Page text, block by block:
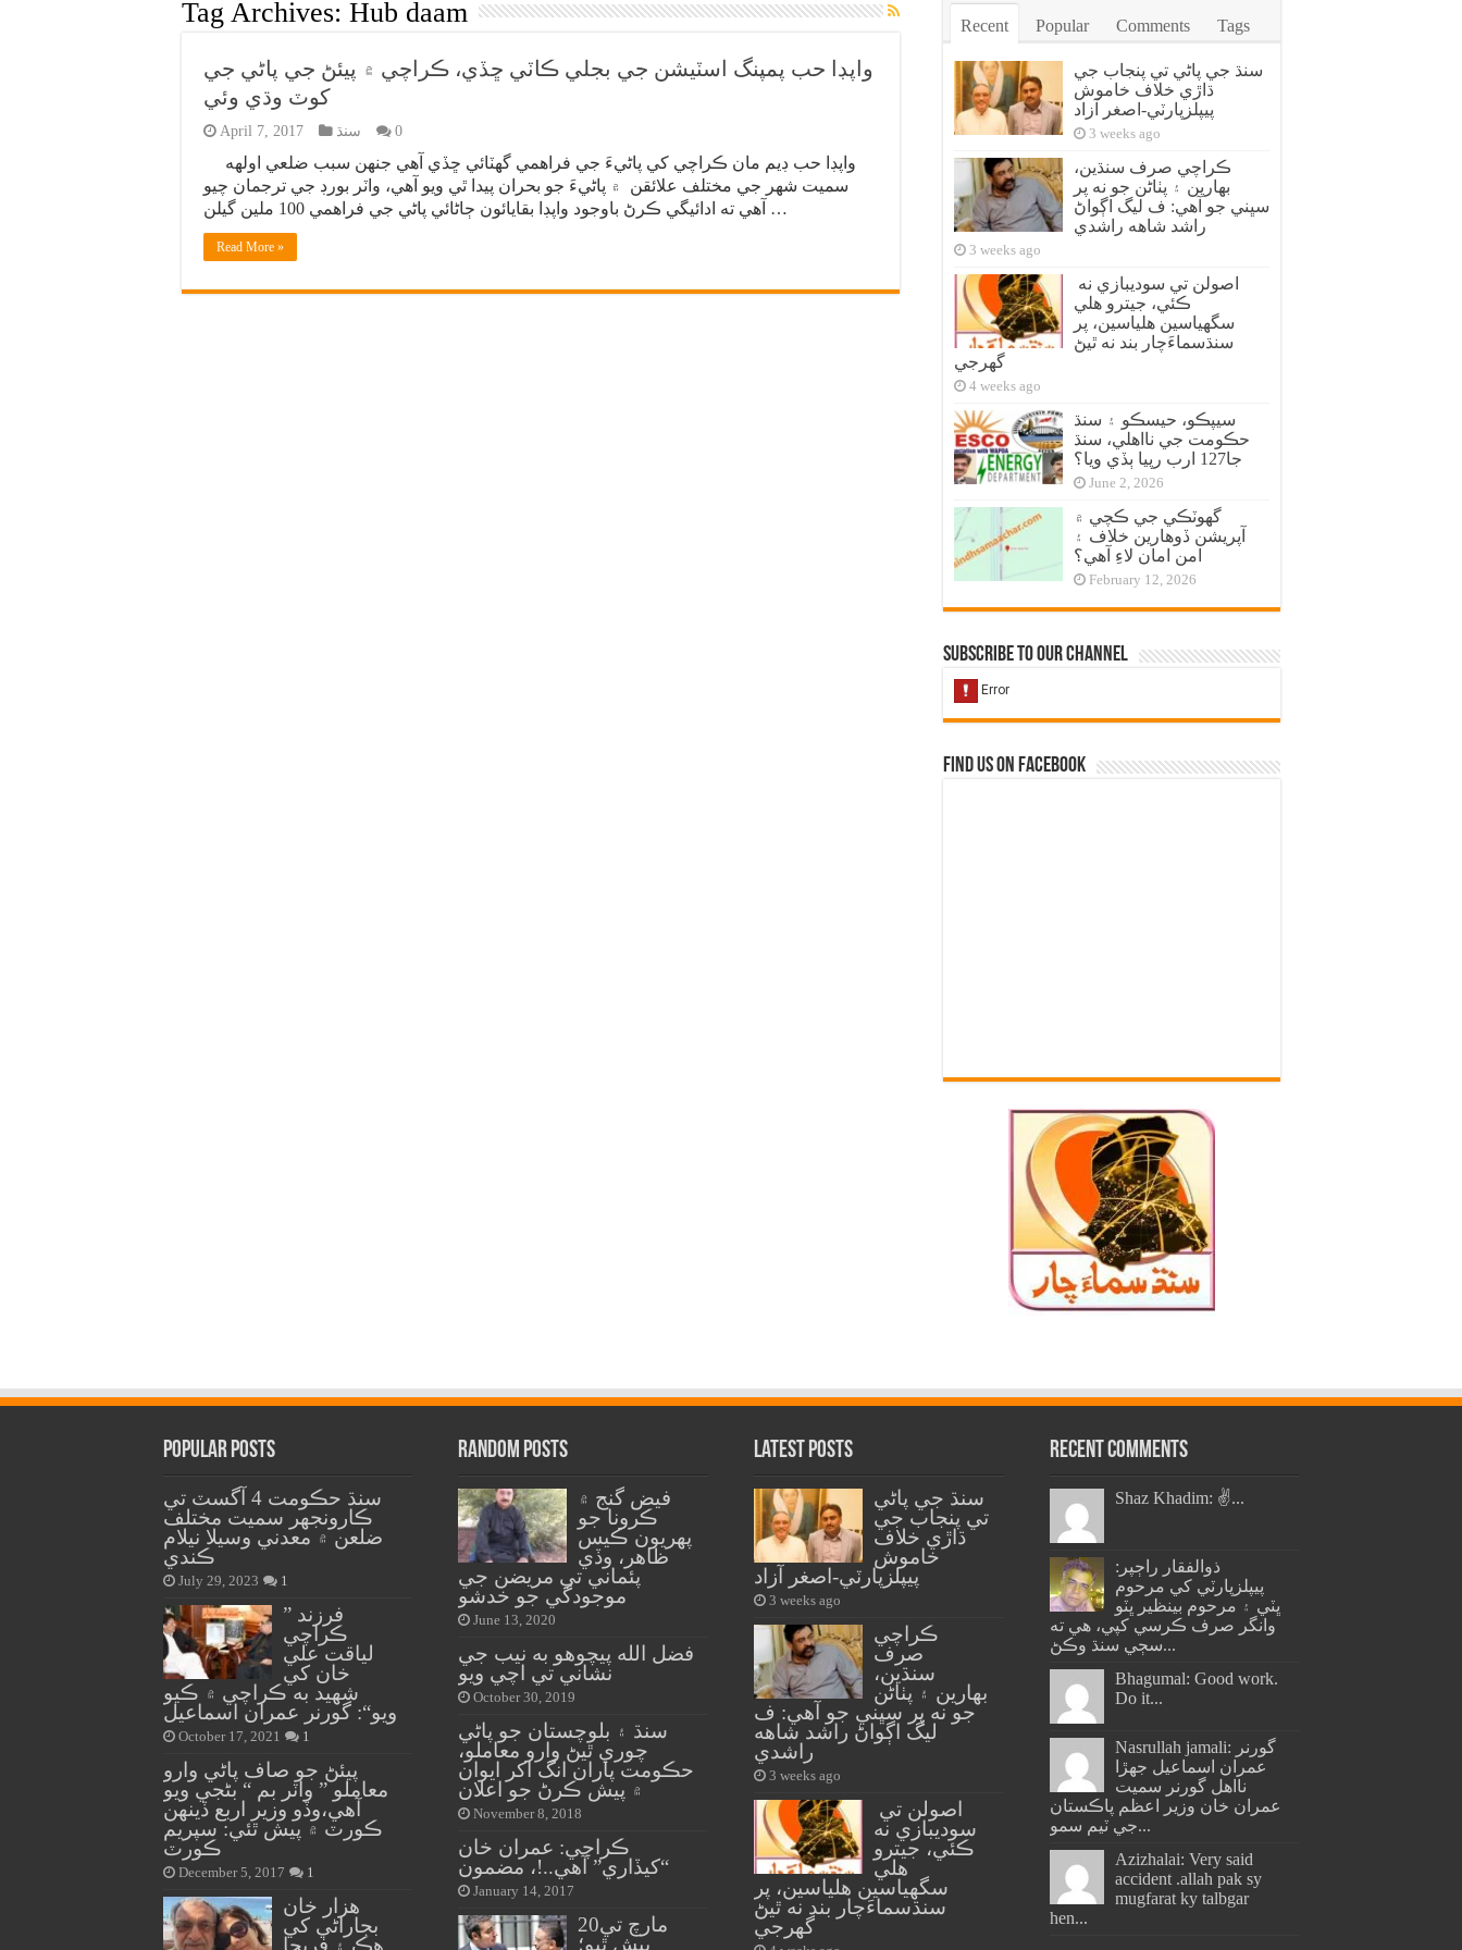
Tag Archives: Hub daam
واپڊا حب پمپنگ اسٽيشن جي بجلي ڪاٽي ڇڏي، ڪراچي ۾ پيئڻ جي پاڻي جي
کوٽ وڌي وئي
April 7, 2017 سنڌ 0
سميت شهر جي مختلف علائقن ۾ پاڻيءَ جو بحران پيدا ٿي ويو آهي، واٽر بورڊ جي ترجمان چيو
آهي ته ادائيگي ڪرڻ باوجود واپڊا بقايائون ڄاڻائي پاڻي جي فراهمي 100 ملين گيلن …
Read More »
Recent Popular Comments Tags
سنڌ جي پاڻي تي پنجاب جي
ڌاڙي خلاف خاموش
پيپلزپارٽي-اصغر آزاد
3 weeks ago
ڪراچي صرف سنڌين،
بهارين ۽ پٺاڻن جو نه پر
سڀني جو آهي: ف ليگ اڳواڻ
راشد شاهه راشدي
3 weeks ago
ڪئي، جيترو هلي
سگهياسين هلياسين، پر
سنڌسماءَچار بند نه ٿيڻ
گهرجي
4 weeks ago
سيپڪو، حيسڪو ۽ سنڌ
حڪومت جي نااهلي، سنڌ
جا127 ارب رپيا ٻڏي ويا؟
June 2, 2026
گهوٽڪي جي ڪچي ۾
آپريشن ڏوهارين خلاف ۽
امن امان لاءِ آهي؟
February 12, 2026
Subscribe to our Channel
Find us on Facebook
Popular Posts
سنڌ حڪومت 4 آگسٽ تي
ڪارونجهر سميت مختلف
ضلعن ۾ معدني وسيلا نيلام
ڪندي
July 29, 2023 1
” فرزند
ڪراچي
لياقت علي
خان کي
شهيد به ڪراچي ۾ ڪيو
ويو“: گورنر عمران اسماعيل
October 17, 2021 1
پيئڻ جو صاف پاڻي وارو
معاملو ” واٽر بم “ بڻجي ويو
آهي،وڏو وزير اربع ڏينهن
ڪورٽ ۾ پيش ٿئي: سپريم
ڪورٽ
December 5, 2017 1
هزار خان
بجاراڻي کي
هڪ ۽ فريحا
Random Posts
فيض گنج ۾
ڪرونا جو
پهريون ڪيس
ظاهر، وڏي
پئماني تي مريضن جي
موجودگي جو خدشو
June 13, 2020
فضل الله پيچوهو به نيب جي
نشاني تي اچي ويو
October 30, 2019
سنڌ ۽ بلوچستان جو پاڻي
چوري ٿيڻ وارو معاملو،
حڪومت پاران انگ اکر ايوان
۾ پيش ڪرڻ جو اعلان
November 8, 2018
ڪراچي: عمران خان
“کيڏاري” آهي..!، مضمون
January 14, 2017
20مارچ تي
پيش ٿيو؛
Latest Posts
سنڌ جي پاڻي
تي پنجاب جي
ڌاڙي خلاف
خاموش
پيپلزپارٽي-اصغر آزاد
3 weeks ago
ڪراچي
صرف
سنڌين،
بهارين ۽ پٺاڻن
جو نه پر سڀني جو آهي: ف
ليگ اڳواڻ راشد شاهه
راشدي
3 weeks ago
سوديبازي نه
ڪئي، جيترو
هلي
سگهياسين هلياسين، پر
سنڌسماءَچار بند نه ٿيڻ
گهرجي
Recent Comments
Shaz Khadim: ✌️...
ذوالفقار راڄپر:
پيپلزپارٽي کي مرحوم
ڀٽي ۽ مرحوم بينظير ڀٽو
وانگر صرف ڪرسي کپي، هي ته
سڄي سنڌ وڪڻ...
Bhagumal: Good work.
Do it...
Nasrullah jamali: گورنر
عمران اسماعيل جھڙا
نااهل گورنر سميت
عمران خان وزير اعظم پاڪستان
جي ٽيم سمو...
Azizhalai: Very said
accident .allah pak sy
mugfarat ky talbgar
hen...